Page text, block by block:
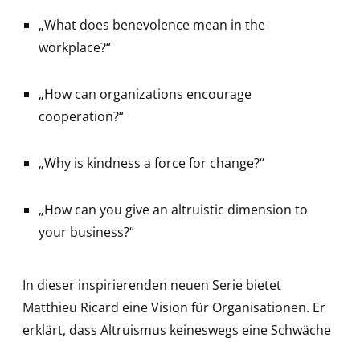
„What does benevolence mean in the
workplace?“
„How can organizations encourage
cooperation?“
„Why is kindness a force for change?“
„How can you give an altruistic dimension to
your business?“
In dieser inspirierenden neuen Serie bietet
Matthieu Ricard eine Vision für Organisationen. Er
erklärt, dass Altruismus keineswegs eine Schwäche